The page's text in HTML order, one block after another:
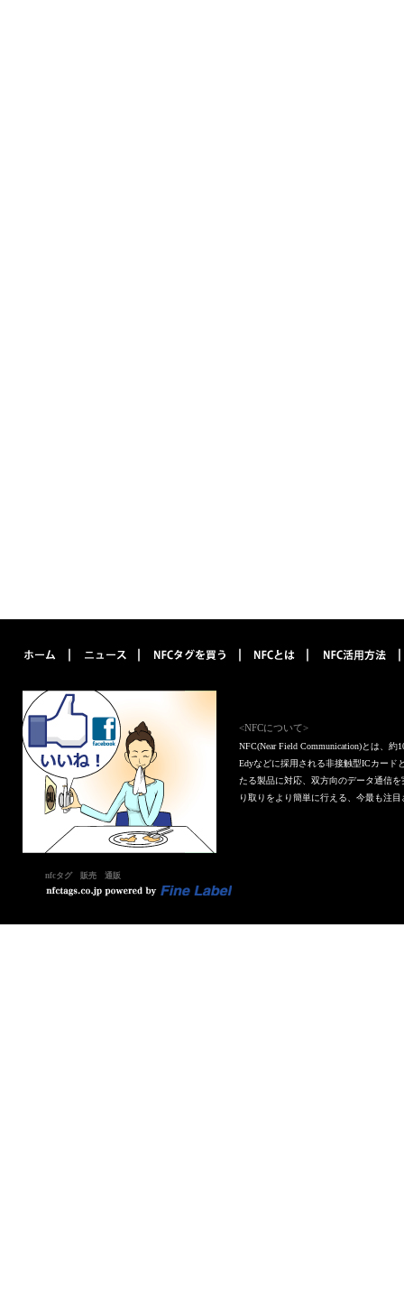
<NFCについて>
NFC(Near Field Communication)とは、
Edyなどに採用される非接触型ICカード
たる製品に対応、双方向のデータ通信
り取りをより簡単に行える、今最も注
nfcタグ 販売 通販